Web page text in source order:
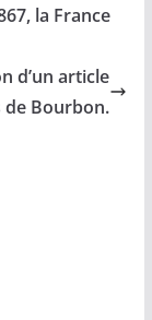
la France
d’un article
de Bourbon.